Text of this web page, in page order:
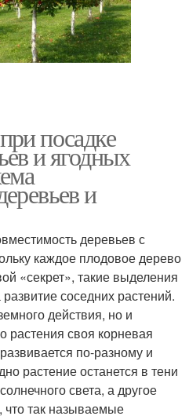
посадке
и ягодных
и
деревьев с
каждое плодовое дерево
«секрет», такие выделения
соседних растений.
действия, но и
растения своя корневая
по-разному и
растение останется в тени
света, а другое
что так называемые